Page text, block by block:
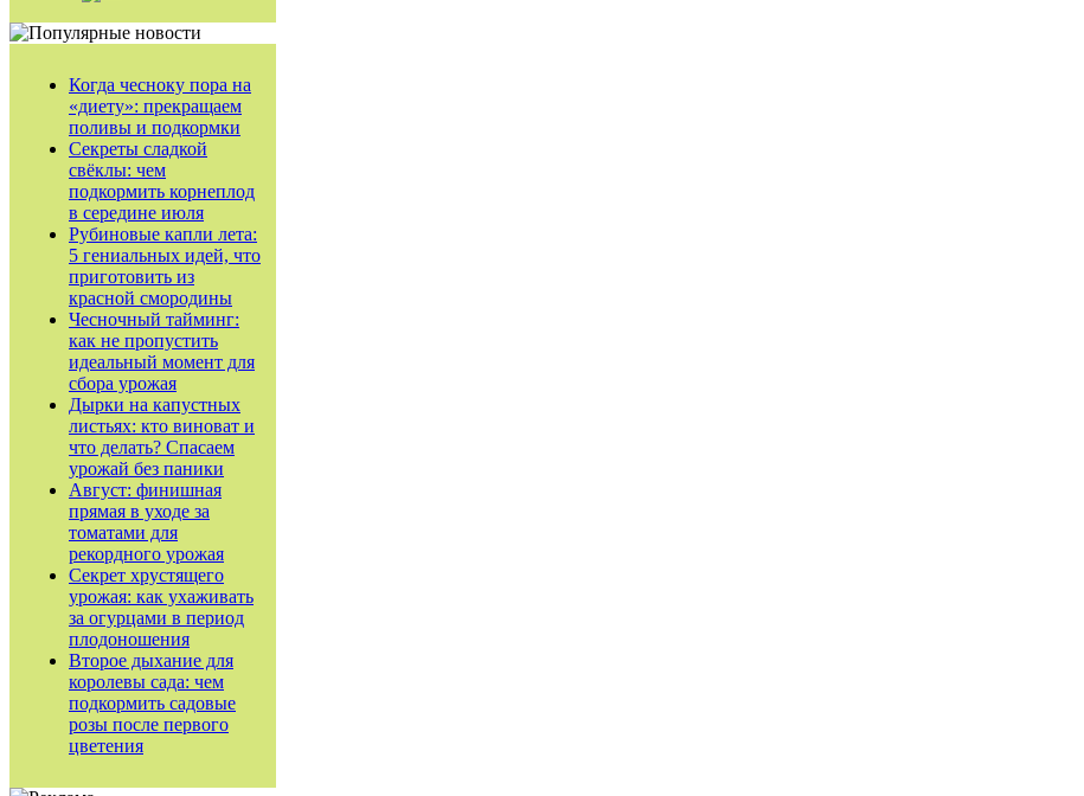
Когда чесноку пора на
«диету»: прекращаем
поливы и подкормки
Секреты сладкой
свёклы: чем
подкормить корнеплод
в середине июля
Рубиновые капли лета:
5 гениальных идей, что
приготовить из
красной смородины
Чесночный тайминг:
как не пропустить
идеальный момент для
сбора урожая
Дырки на капустных
листьях: кто виноват и
что делать? Спасаем
урожай без паники
Август: финишная
прямая в уходе за
томатами для
рекордного урожая
Секрет хрустящего
урожая: как ухаживать
за огурцами в период
плодоношения
Второе дыхание для
королевы сада: чем
подкормить садовые
розы после первого
цветения